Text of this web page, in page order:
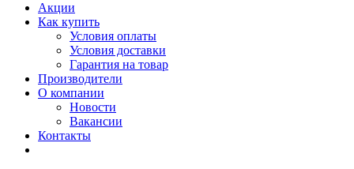
Акции
Как купить
Условия оплаты
Условия доставки
Гарантия на товар
Производители
О компании
Новости
Вакансии
Контакты